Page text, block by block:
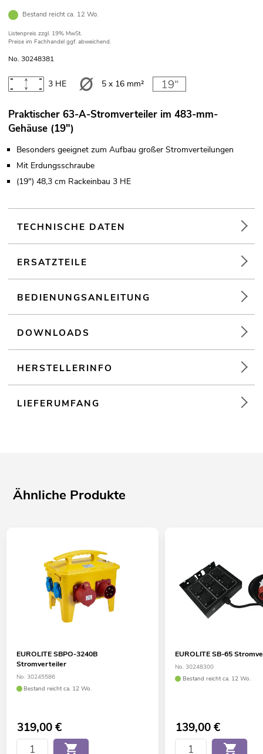
Bestand reicht ca. 12 Wo.
Listenpreis zzgl. 19% MwSt.
Preise im Fachhandel ggf. abweichend.
No. 30248381
3 HE 5 x 16 mm²
Praktischer 63-A-Stromverteiler im 483-mm-
Gehäuse (19")
Besonders geeignet zum Aufbau großer Stromverteilungen
Mit Erdungsschraube
(19") 48,3 cm Rackeinbau 3 HE
TECHNISCHE DATEN
ERSATZTEILE
BEDIENUNGSANLEITUNG
DOWNLOADS
HERSTELLERINFO
LIEFERUMFANG
Ähnliche Produkte
EUROLITE SBPO-3240B
Stromverteiler
No. 30245586
Bestand reicht ca. 12 Wo.
319,00€
EUROLITE SB-65
No. 30248300
Bestand reicht ca. 12 Wo.
139,00€